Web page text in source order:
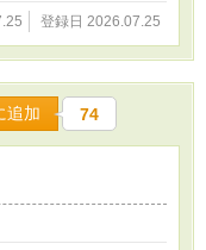
登録日 2026.07.25
追加 74